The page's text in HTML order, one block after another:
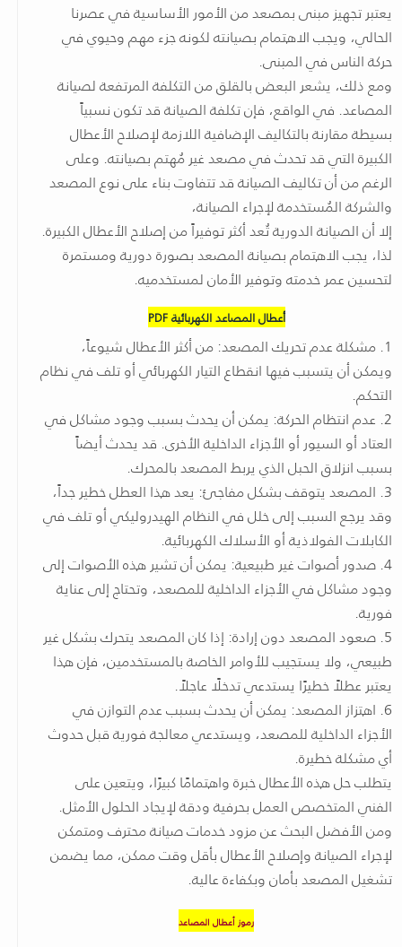
يعتبر تجهيز مبنى بمصعد من الأمور الأساسية في عصرنا
الحالي، ويجب الاهتمام بصيانته لكونه جزء مهم وحيوي في
حركة الناس في المبنى.
ومع ذلك، يشعر البعض بالقلق من التكلفة المرتفعة لصيانة
المصاعد. في الواقع، فإن تكلفة الصيانة قد تكون نسبياً
بسيطة مقارنة بالتكاليف الإضافية اللازمة لإصلاح الأعطال
الكبيرة التي قد تحدث في مصعد غير مُهتم بصيانته. وعلى
الرغم من أن تكاليف الصيانة قد تتفاوت بناء على نوع المصعد
والشركة المُستخدمة لإجراء الصيانة،
إلا أن الصيانة الدورية تُعد أكثر توفيراً من إصلاح الأعطال الكبيرة.
لذا، يجب الاهتمام بصيانة المصعد بصورة دورية ومستمرة
لتحسين عمر خدمته وتوفير الأمان لمستخدميه.
أعطال المصاعد الكهربائية PDF
1. مشكلة عدم تحريك المصعد: من أكثر الأعطال شيوعاً،
ويمكن أن يتسبب فيها انقطاع التيار الكهربائي أو تلف في نظام
التحكم.
2. عدم انتظام الحركة: يمكن أن يحدث بسبب وجود مشاكل في
العتاد أو السيور أو الأجزاء الداخلية الأخرى. قد يحدث أيضاً
بسبب انزلاق الحبل الذي يربط المصعد بالمحرك.
3. المصعد يتوقف بشكل مفاجئ: يعد هذا العطل خطير جداً،
وقد يرجع السبب إلى خلل في النظام الهيدروليكي أو تلف في
الكابلات الفولاذية أو الأسلاك الكهربائية.
4. صدور أصوات غير طبيعية: يمكن أن تشير هذه الأصوات إلى
وجود مشاكل في الأجزاء الداخلية للمصعد، وتحتاج إلى عناية
فورية.
5. صعود المصعد دون إرادة: إذا كان المصعد يتحرك بشكل غير
طبيعي، ولا يستجيب للأوامر الخاصة بالمستخدمين، فإن هذا
يعتبر عطلاً خطيرًا يستدعي تدخلًا عاجلاً.
6. اهتزاز المصعد: يمكن أن يحدث بسبب عدم التوازن في
الأجزاء الداخلية للمصعد، ويستدعي معالجة فورية قبل حدوث
أي مشكلة خطيرة.
يتطلب حل هذه الأعطال خبرة واهتمامًا كبيرًا، ويتعين على
الفني المتخصص العمل بحرفية ودقة لإيجاد الحلول الأمثل.
ومن الأفضل البحث عن مزود خدمات صيانة محترف ومتمكن
لإجراء الصيانة وإصلاح الأعطال بأقل وقت ممكن، مما يضمن
تشغيل المصعد بأمان وبكفاءة عالية.
رموز أعطال المصاعد